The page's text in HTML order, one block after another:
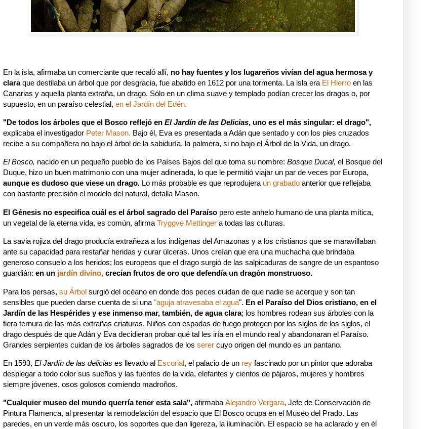
En la isla, afirmaba un comerciante que recaló allí, no hay fuentes y los lugareños vivían del agua hermosa y
claraque destilaba un árbol que por desgracia, fue abatido en 1612 por una tormenta. La isla era El Hierro en las
Canarias y aquella planta extraña, un drago. Sólo en un clima suave y templado podían crecer los dragos o, por
supuesto, en un paraíso celestial, en el Jardín del Edén.
"De todos los árboles que el Bosco reflejó en El Jardín de las Delicias, uno es el más singular: el drago",
explicaba el investigador Peter Mason. Bajo él, Eva es presentada a Adán que sentado y con los pies cruzados
recibe a su compañera no bajo el árbol de la sabiduría, la palmera, si no bajo el Árbol de la Vida, un drago.
El Bosco, nacido en un pequeño pueblo de los Países Bajos del que toma su nombre: Bosque Ducal, el Bosque del
Duque, hizo un buen matrimonio con una mujer adinerada, lo que le permitió viajar un par de veces por Europa,
aunque es dudoso que viese un drago. Lo más probable es que reprodujera un grabado anterior que reflejaba
con bastante precisión el modelo del natural, detalla Mason.
El Génesis no especifica cuál es el árbol sagrado del Paraíso pero este anhelo humano de una planta mítica,
un vegetal de la eterna vida, es común, afirma Tryggve Mettinger a todas las culturas.
La savia rojiza del drago producía extrañeza a los indígenas del Amazonas y a los cristianos que se maravillaban
ante su capacidad para restañar heridas y curar úlceras. Unos creían que era una muchacha que brindaba
generoso consuelo a los heridos; los europeos que el drago surgió de las salpicaduras de sangre de un espantoso
guardián: en un jardín divino, crecían frutos de oro que defendía un dragón monstruoso.
Para los persas, su Árbol surgió del océano en donde dos peces cuidan de que nadie se acerque y son tan
sensibles que pueden darse cuenta de si una "aguja atravesaba el agua". En el Paraíso del Dios cristiano, en el
Jardín de las Hespérides y ese inmenso mar, también, de agua clara; los hombres rodean sus árboles con la
fiera ternura de las más extrañas criaturas. Niños con espadas de fuego protegen por los siglos de los siglos, el
drago después de que Adán y Eva decidieran probar qué tal les iría en el mundo real y abandonaran el Paraíso.
Grandes serpientes cuidan de los árboles sagrados de los serer cuyo origen del mundo es un pantano.
En 1593, El Jardín de las delicias es llevado al Escorial, el palacio de un rey fascinado por un pintor que adoraba
desplegar a todo color sus sueños y las fuentes de la vida, elefantes y cientos de pájaros, mujeres y hombres
siempre jóvenes, osos golosos comiendo madroños.
"Cualquier museo del mundo querría tener esta sala", afirmabaAlejandro Vergara, Jefe de Conser­vación de
Pintura Flamenca, al presentar la remodelación del espacio que El Bosco ocupa en el Museo del Prado. Las
paredes, en un verde más oscuro, los soportes que dan ligereza, la iluminación. El espacio se ha aclarado y en él